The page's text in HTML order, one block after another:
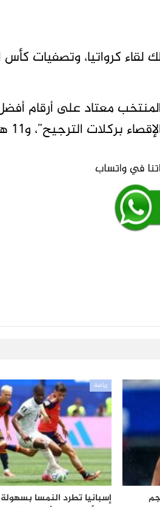
43 مباراة، بما في ذلك لقاء كرواتيا، وتصفيات
معتاد على أرقام
رياضة
إسبانيا تطرد النمسا